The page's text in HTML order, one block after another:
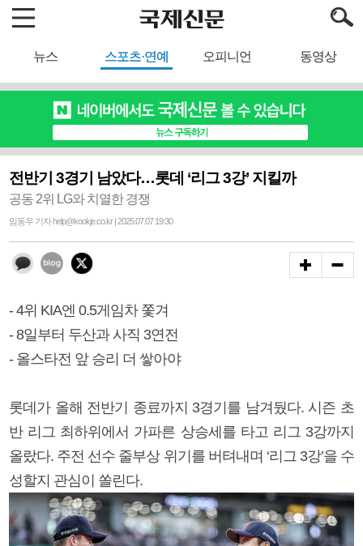
뉴스 스포츠·연예 오피니언 동영상
전반기 3경기 남았다…롯데 ‘리그 3강’ 지킬까
공동 2위 LG와 치열한 경쟁
임동우 기자 help@kookje.co.kr | 2025.07.07 19:30
- 4위 KIA엔 0.5게임차 쫓겨
- 8일부터 두산과 사직 3연전
- 올스타전 앞 승리 더 쌓아야
롯데가 올해 전반기 종료까지 3경기를 남겨뒀다. 시즌 초
반 리그 최하위에서 가파른 상승세를 타고 리그 3강까지
올랐다. 주전 선수 줄부상 위기를 버텨내며 ‘리그 3강’을 수
성할지 관심이 쏠린다.